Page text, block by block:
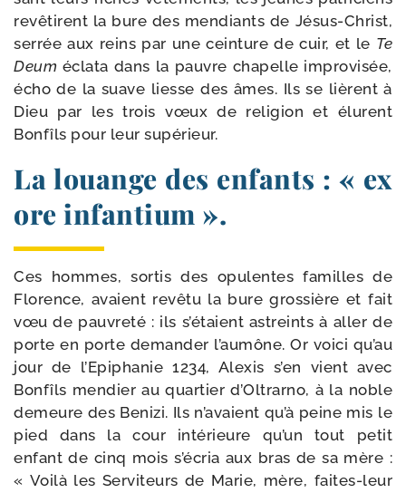
revê­tirent la bure des men­diants de Jésus-​Christ,
ser­rée aux reins par une cein­ture de cuir, et le Te
Deum écla­ta dans la pauvre cha­pelle impro­vi­sée,
écho de la suave liesse des âmes. Ils se lièrent à
Dieu par les trois vœux de reli­gion et élurent
Bonfîls pour leur supérieur.
La louange des enfants : « ex
ore infantium ».
Ces hommes, sor­tis des opu­lentes familles de
Florence, avaient revê­tu la bure gros­sière et fait
vœu de pau­vre­té : ils s’étaient astreints à aller de
porte en porte deman­der l’aumône. Or voi­ci qu’au
jour de l’Epiphanie 1234, Alexis s’en vient avec
Bonfîls men­dier au quar­tier d’Oltrarno, à la noble
demeure des Benizi. Ils n’avaient qu’à peine mis le
pied dans la cour inté­rieure qu’un tout petit
enfant de cinq mois s’écria aux bras de sa mère :
« Voilà les Serviteurs de Marie, mère, faites-​leur